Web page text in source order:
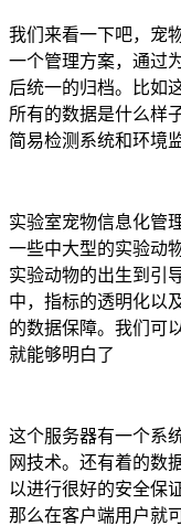
我们来看一下吧，宠
一个管理方案，通过
后统一的归档。比如
所有的数据是什么样
简易检测系统和环境
实验室宠物信息化管
一些中大型的实验动
实验动物的出生到引
中，指标的透明化以
的数据保障。我们可
就能够明白了
这个服务器有一个系
网技术。还有着的数
以进行很好的安全保
那么在客户端用户就